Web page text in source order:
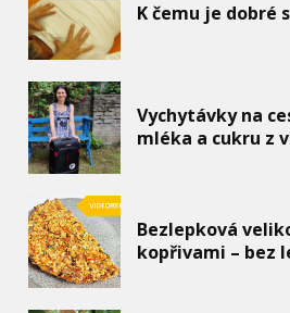
K čemu je dobré
Vychytávky na
mléka a cukru z
Bezlepková
kopřivami – bez